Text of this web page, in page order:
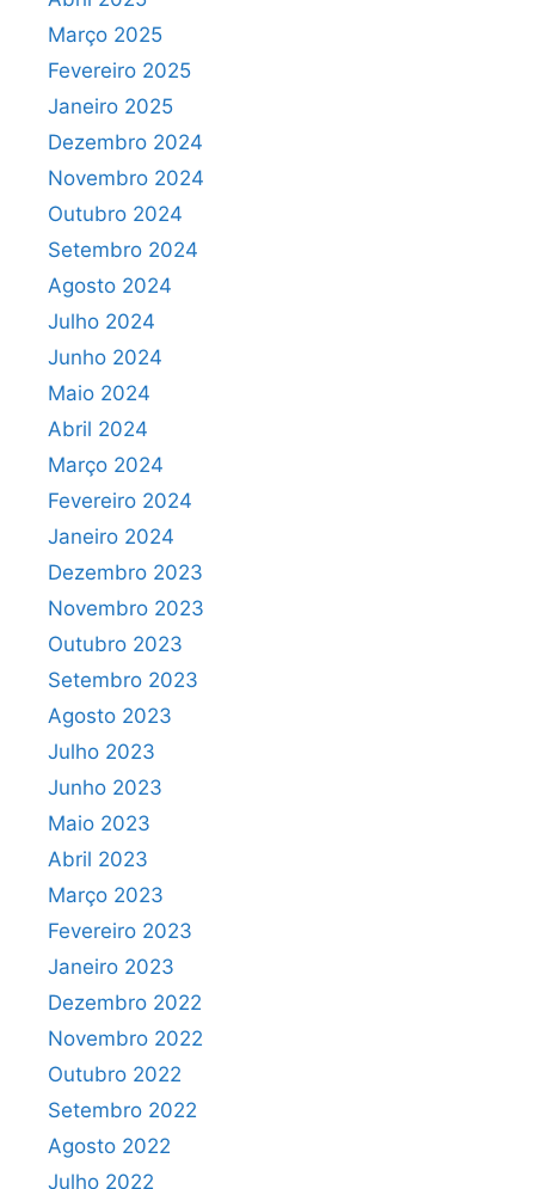
Março 2025
Fevereiro 2025
Janeiro 2025
Dezembro 2024
Novembro 2024
Outubro 2024
Setembro 2024
Agosto 2024
Julho 2024
Junho 2024
Maio 2024
Abril 2024
Março 2024
Fevereiro 2024
Janeiro 2024
Dezembro 2023
Novembro 2023
Outubro 2023
Setembro 2023
Agosto 2023
Julho 2023
Junho 2023
Maio 2023
Abril 2023
Março 2023
Fevereiro 2023
Janeiro 2023
Dezembro 2022
Novembro 2022
Outubro 2022
Setembro 2022
Agosto 2022
Julho 2022